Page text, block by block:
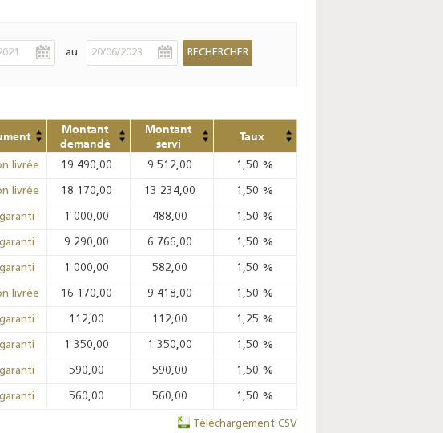
au
Montant
demandé
Montant
servi
Taux
livrée 19 490,00 9 512,00 1,50 %
livrée 18 170,00 13 234,00 1,50 %
1 000,00 488,00 1,50 %
9 290,00 6 766,00 1,50 %
1 000,00 582,00 1,50 %
livrée 16 170,00 9 418,00 1,50 %
112,00 112,00 1,25 %
1 350,00 1 350,00 1,50 %
590,00 590,00 1,50 %
560,00 560,00 1,50 %
Téléchargement CSV